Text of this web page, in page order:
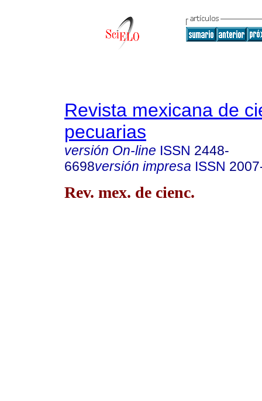
Revista mexicana de
pecuarias
versión On-line ISSN 2448-
6698versión impresa ISSN
Rev. mex. de cienc.